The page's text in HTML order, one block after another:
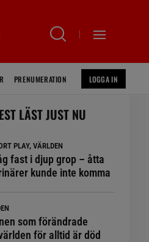
PRENUMERATION LOGGA IN
LÄST JUST NU
PLAY, VÄRLDEN
fast i djup grop – åtta
kunde inte komma
som förändrade
för alltid är död